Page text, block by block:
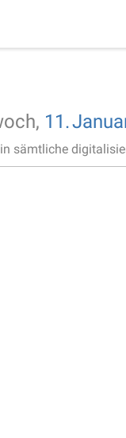
11.
sämtliche